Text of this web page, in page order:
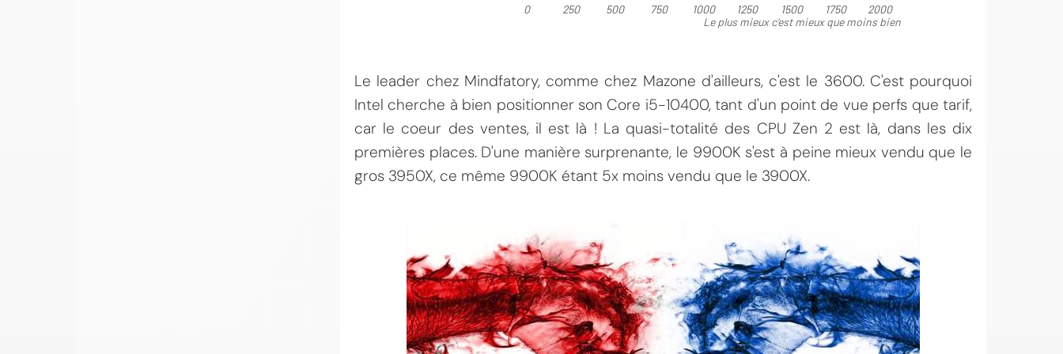
Le leader chez Mindfatory, comme chez Mazone d'ailleurs, c'est le 3600. C'est pourquoi
Intel cherche à bien positionner son Core i5-10400, tant d'un point de vue perfs que tarif,
car le coeur des ventes, il est là ! La quasi-totalité des CPU Zen 2 est là, dans les dix
premières places. D'une manière surprenante, le 9900K s'est à peine mieux vendu que le
gros 3950X, ce même 9900K étant 5x moins vendu que le 3900X.